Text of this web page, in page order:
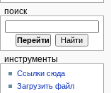
поиск
инструменты
Ссылки сюда
Загрузить файл